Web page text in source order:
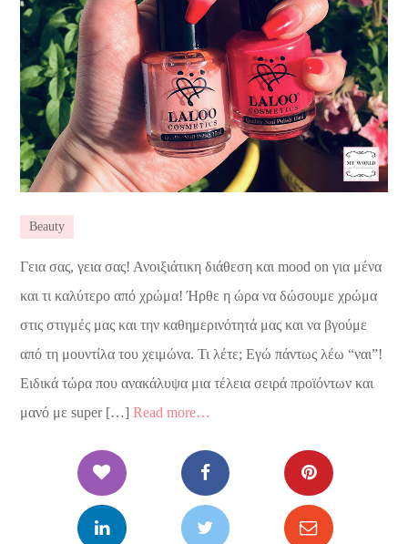
Beauty
Γεια σας, γεια σας! Ανοιξιάτικη διάθεση και mood on για μένα
και τι καλύτερο από χρώμα! Ήρθε η ώρα να δώσουμε χρώμα
στις στιγμές μας και την καθημερινότητά μας και να βγούμε
από τη μουντίλα του χειμώνα. Τι λέτε; Εγώ πάντως λέω “ναι”!
Ειδικά τώρα που ανακάλυψα μια τέλεια σειρά προϊόντων και
μανό με super […]Read more…